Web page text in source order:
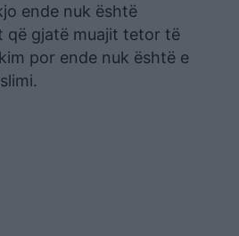
ende nuk është
që gjatë muajit tetor të
por ende nuk është e